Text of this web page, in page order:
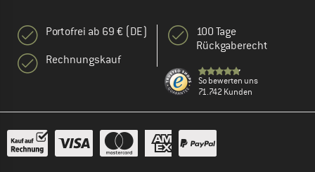
Portofrei ab 69 € (DE)
Rechnungskauf
100 Tage
Rückgaberecht
So bewerten uns
71.742 Kunden